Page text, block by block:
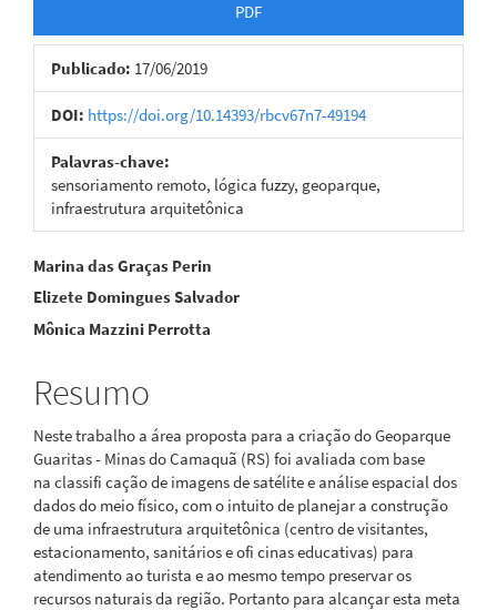
lateral
de
artigos
PDF
Publicado: 17/06/2019
DOI: https://doi.org/10.14393/rbcv67n7-49194
Palavras-chave:
sensoriamento remoto, lógica fuzzy, geoparque,
infraestrutura arquitetônica
Conteúdo
do
artigo
principal
Marina das Graças Perin
Elizete Domingues Salvador
Mônica Mazzini Perrotta
Resumo
Neste trabalho a área proposta para a criação do Geoparque
Guaritas - Minas do Camaquã (RS) foi avaliada com base
na classifi cação de imagens de satélite e análise espacial dos
dados do meio físico, com o intuito de planejar a construção
de uma infraestrutura arquitetônica (centro de visitantes,
estacionamento, sanitários e ofi cinas educativas) para
atendimento ao turista e ao mesmo tempo preservar os
recursos naturais da região. Portanto para alcançar esta meta